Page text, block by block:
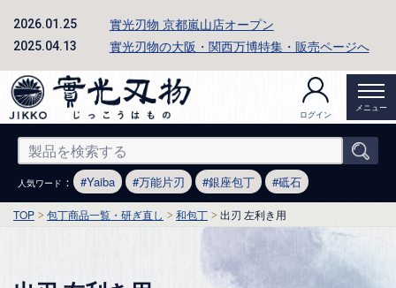
2026.01.25 實光刃物 京都嵐山店オープン
2025.04.13 實光刃物の大阪・関西万博特集・販売ページへ
ログイン
メニュー
人気ワード ： Yaiba 万能片刃 銀座包丁 砥石
TOP 包丁商品一覧・研ぎ直し 和包丁 出刃 左利き用